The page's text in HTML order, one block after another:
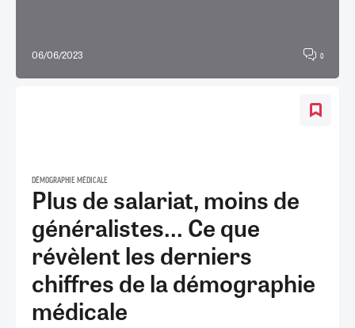
06/06/2023 0
DÉMOGRAPHIE MÉDICALE
Plus de salariat, moins de
généralistes... Ce que
révèlent les derniers
chiffres de la démographie
médicale